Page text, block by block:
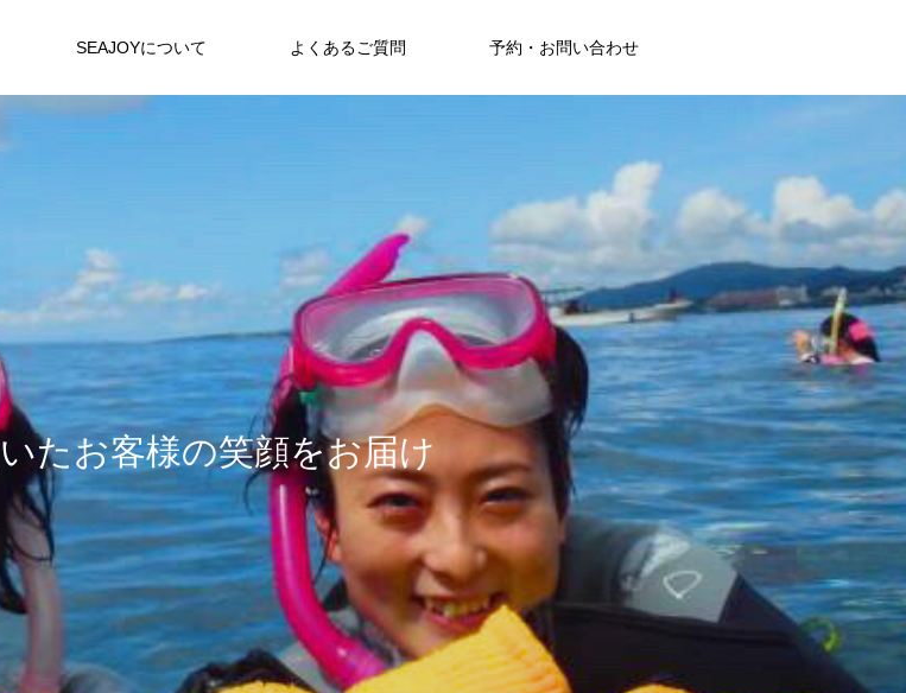
SEAJOYについて よくあるご質問 予約・お問い合わせ
いたお客様の笑顔をお届け